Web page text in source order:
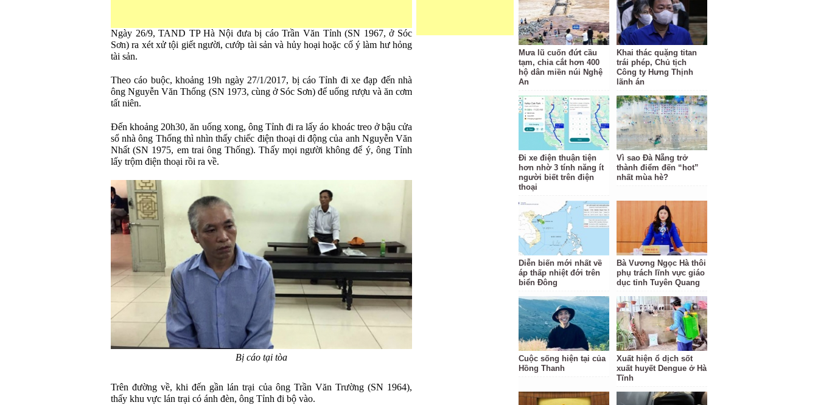
Ngày 26/9, TAND TP Hà Nội đưa bị cáo Trần Văn Tỉnh (SN 1967, ở Sóc
Sơn) ra xét xử tội giết người, cướp tài sản và hủy hoại hoặc cố ý làm hư hỏng
tài sản.
Theo cáo buộc, khoảng 19h ngày 27/1/2017, bị cáo Tỉnh đi xe đạp đến nhà
ông Nguyễn Văn Thống (SN 1973, cùng ở Sóc Sơn) để uống rượu và ăn cơm
tất niên.
Đến khoảng 20h30, ăn uống xong, ông Tỉnh đi ra lấy áo khoác treo ở bậu cửa
sổ nhà ông Thống thì nhìn thấy chiếc điện thoại di động của anh Nguyễn Văn
Nhất (SN 1975, em trai ông Thống). Thấy mọi người không để ý, ông Tỉnh
lấy trộm điện thoại rồi ra về.
Bị cáo tại tòa
Trên đường về, khi đến gần lán trại của ông Trần Văn Trường (SN 1964),
thấy khu vực lán trại có ánh đèn, ông Tỉnh đi bộ vào.
Mưa lũ cuốn đứt cầu
tạm, chia cắt hơn 400
hộ dân miền núi Nghệ
An
Khai thác quặng titan
trái phép, Chủ tịch
Công ty Hưng Thịnh
lãnh án
Đi xe điện thuận tiện
hơn nhờ 3 tính năng ít
người biết trên điện
thoại
Vì sao Đà Nẵng trở
thành điểm đến “hot”
nhất mùa hè?
Diễn biến mới nhất về
áp thấp nhiệt đới trên
biển Đông
Bà Vương Ngọc Hà thôi
phụ trách lĩnh vực giáo
dục tỉnh Tuyên Quang
Cuộc sống hiện tại của
Hồng Thanh
Xuất hiện ổ dịch sốt
xuất huyết Dengue ở Hà
Tĩnh